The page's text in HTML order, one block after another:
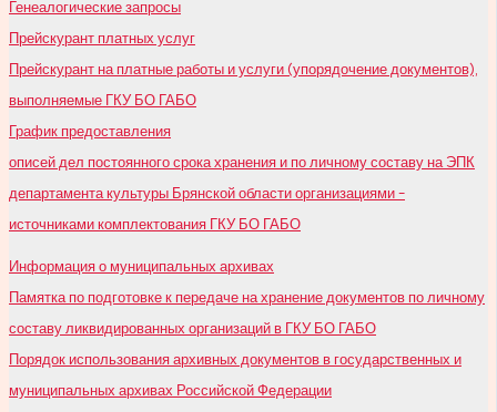
Генеалогические запросы
Прейскурант платных услуг
Прейскурант на платные работы и услуги (упорядочение документов),
выполняемые ГКУ БО ГАБО
График предоставления
описей дел постоянного срока хранения и по личному составу на ЭПК
департамента культуры Брянской области организациями –
источниками комплектования ГКУ БО ГАБО
Информация о муниципальных архивах
Памятка по подготовке к передаче на хранение документов по личному
составу ликвидированных организаций в ГКУ БО ГАБО
Порядок использования архивных документов в государственных и
муниципальных архивах Российской Федерации